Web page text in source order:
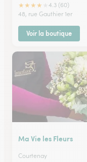
★★★★
4.3 (60)
48, rue Gauthier 1er
Voir la boutique
Ma Vie les Fleurs
Courtenay